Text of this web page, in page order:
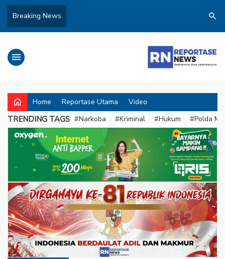
Breaking News search
menu
home Home Reportase Utama Video
TRENDING TAGS #Narkoba #Kriminal #Hukum #Polda